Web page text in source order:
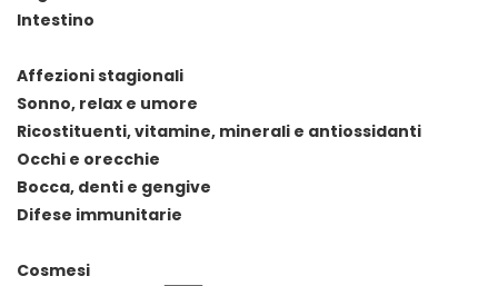
Intestino
Affezioni stagionali
Sonno, relax e umore
Ricostituenti, vitamine, minerali e antiossidanti
Occhi e orecchie
Bocca, denti e gengive
Difese immunitarie
Cosmesi